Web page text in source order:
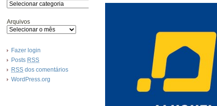
Arquivos
Fazer login
Posts RSS
RSS dos comentários
WordPress.org